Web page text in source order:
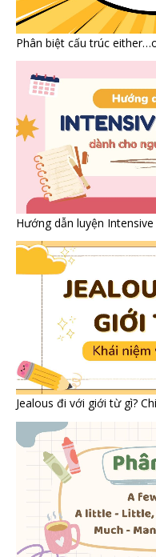
Phân biệt cấu trúc
Hướng dẫn luyện
Jealous đi với giới từ gì?